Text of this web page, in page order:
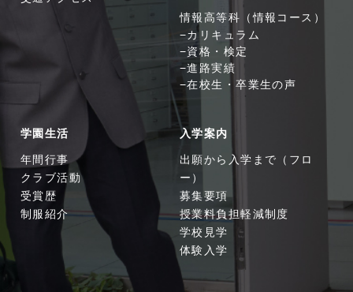
情報高等科（情報コース）
カリキュラム
資格・検定
進路実績
在校生・卒業生の声
学園生活
年間行事
クラブ活動
受賞歴
制服紹介
入学案内
出願から入学まで（フロ
ー）
募集要項
授業料負担軽減制度
学校見学
体験入学